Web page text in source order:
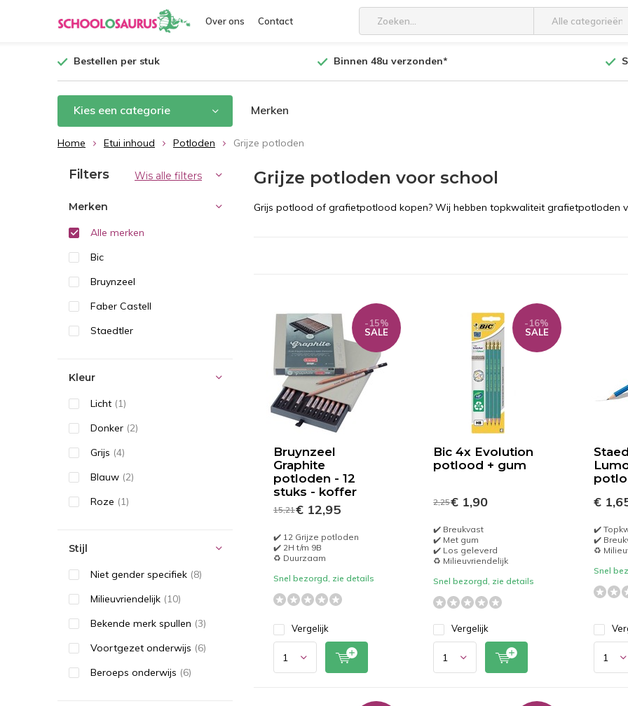
Over ons Contact Alle categorieën
Bestellen per stuk Binnen 48u verzonden*
Kies een categorie Merken
Home Etui inhoud Potloden Grijze potloden
Grijze potloden voor school
Grijs potlood of grafietpotlood kopen? Wij hebben topkwaliteit grafietpotloden
Bruynzeel
Graphite
potloden - 12
stuks - koffer
-15%
SALE
15,21€ 12,95
✔️ 12 Grijze potloden
✔️ 2H t/m 9B
♻️ Duurzaam
Snel bezorgd, zie details
Vergelijk
Bic 4x Evolution
potlood + gum
-16%
SALE
2,25€ 1,90
✔️ Breukvast
✔️ Met gum
✔️ Los geleverd
♻️ Milieuvriendelijk
Snel bezorgd, zie details
Vergelijk
€
✔️
✔️
♻️
Snel
Filters Wis alle filters
Merken
Alle merken
Bic
Bruynzeel
Faber Castell
Staedtler
Kleur
Licht (1)
Donker (2)
Grijs (4)
Blauw (2)
Roze (1)
Stijl
Niet gender specifiek (8)
Milieuvriendelijk (10)
Bekende merk spullen (3)
Voortgezet onderwijs (6)
Beroeps onderwijs (6)